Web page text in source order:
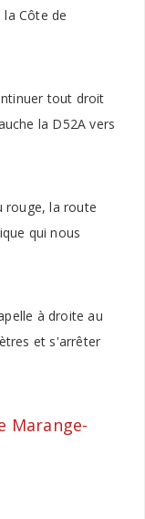
Côte de
tout droit
la D52A vers
rouge, la route
qui nous
à droite au
et s'arrêter
Marange-